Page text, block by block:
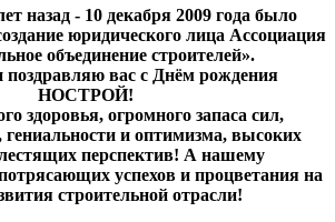
назад - 10 декабря 2009 года было
юридического лица Ассоциация
объединение строителей».
вас с Днём рождения
НОСТРОЙ!
здоровья, огромного запаса сил,
и оптимизма, высоких
перспектив! А нашему
успехов и процветания на
строительной отрасли!